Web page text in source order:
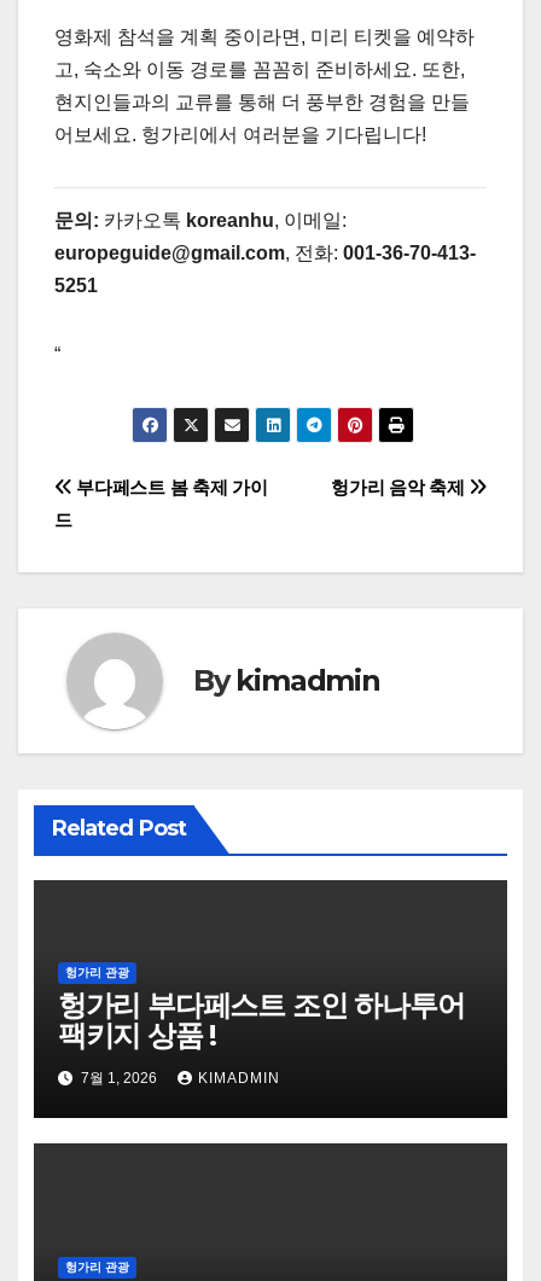
영화제 참석을 계획 중이라면, 미리 티켓을 예약하
고, 숙소와 이동 경로를 꼼꼼히 준비하세요. 또한,
현지인들과의 교류를 통해 더 풍부한 경험을 만들
어보세요. 헝가리에서 여러분을 기다립니다!
문의: 카카오톡 koreanhu, 이메일:
europeguide@gmail.com, 전화: 001-36-70-413-
5251
“
글
탐
헝가리 음악 축제
부다페스트 봄 축제 가이
드
Bykimadmin
Related Post
헝가리 관광
헝가리 부다페스트 조인 하나투어
팩키지 상품 !
7월 1, 2026 KIMADMIN
헝가리 관광